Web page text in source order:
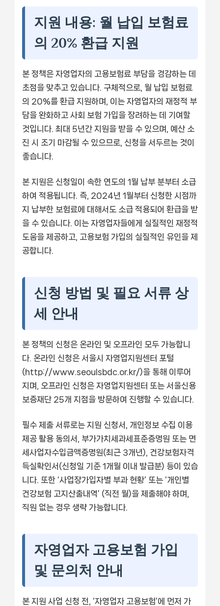
지원 내용: 월 납입 보험료
의 20% 환급 지원
본 정책은 자영업자의 고용보험료 부담을 경감하는 데
초점을 맞추고 있습니다. 구체적으로, 월 납입 보험료
의 20%를 환급 지원하며, 이는 자영업자의 재정적 부
담을 완화하고 사회 보험 가입을 장려하는 데 기여할
것입니다. 최대 5년간 지원을 받을 수 있으며, 예산 소
진 시 조기 마감될 수 있으므로, 신청을 서두르는 것이
좋습니다.
본 지원은 신청일이 속한 연도의 1월 납부 분부터 소급
하여 적용됩니다. 즉, 2024년 1월부터 신청한 시점까
지 납부한 보험료에 대해서도 소급 적용되어 환급을 받
을 수 있습니다. 이는 자영업자들에게 실질적인 재정적
도움을 제공하고, 고용보험 가입의 실질적인 유인을 제
공합니다.
신청 방법 및 필요 서류 상
세 안내
본 정책의 신청은 온라인 및 오프라인 모두 가능합니
다. 온라인 신청은 서울시 자영업지원센터 포털
(http://www.seoulsbdc.or.kr/)을 통해 이루어
지며, 오프라인 신청은 자영업지원센터 또는 서울신용
보증재단 25개 지점을 방문하여 진행할 수 있습니다.
필수 제출 서류로는 지원 신청서, 개인정보 수집 이용
제공 활용 동의서, 부가가치세과세표준증명원 또는 면
세사업자수입금액증명원(최근 3개년), 건강보험자격
득실확인서(신청일 기준 1개월 이내 발급분) 등이 있습
니다. 또한 ‘사업장가입자별 부과 현황’ 또는 ‘개인별
건강보험 고지산출내역’ (직전 월)을 제출해야 하며,
직원 없는 경우 생략 가능합니다.
자영업자 고용보험 가입
및 문의처 안내
본 지원 사업 신청 전, ‘자영업자 고용보험’에 먼저 가